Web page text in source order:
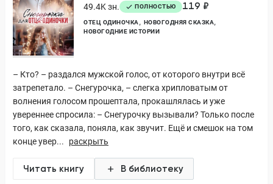
49.4K зн.
ПОЛНОСТЬЮ 119 ₽
ОТЕЦ ОДИНОЧКА
НОВОГОДНЯЯ СКАЗКА
НОВОГОДНИЕ ИСТОРИИ
– Кто? – раздался мужской голос, от которого внутри всё
затрепетало. – Снегурочка, – слегка хрипловатым от
волнения голосом прошептала, прокашлялась и уже
увереннее спросила: – Снегурочку вызывали? Только после
того, как сказала, поняла, как звучит. Ещё и смешок на том
конце увер...
раскрыть
Читать книгу В библиотеку